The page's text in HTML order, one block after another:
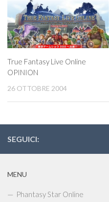
True Fantasy Live Online
OPINION
26 OTTOBRE 2004
SEGUICI:
MENU
Phantasy Star Online